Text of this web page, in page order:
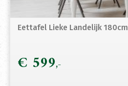
Eettafel Lieke Landelijk 180cm
€ 599